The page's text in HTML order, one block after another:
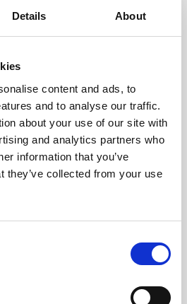
Details About
content and ads, to
and to analyse our traffic.
about your use of our site with
and analytics partners who
information that you’ve
they’ve collected from your use
części są
odzyskiwane w
środowisku ESD,
brak uszkodzeń